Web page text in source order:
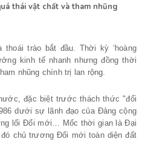
thái vật chất và tham nhũng
thoái trào bắt đầu. Thời kỳ ‘hoàng
kinh tế nhanh nhưng đồng thời
nhũng chính trị lan rộng.
đặc biệt trước thách thức "đổi
dưới sự lãnh đạo của Đảng cộng
lối Đổi mới… Mốc thời gian là Đại
chủ trương Đổi mới toàn diện đất